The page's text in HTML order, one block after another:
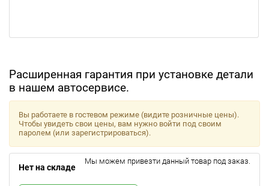
Расширенная гарантия при установке детали
в нашем автосервисе.
Вы работаете в гостевом режиме (видите розничные цены).
Чтобы увидеть свои цены, вам нужно войти под своим
паролем (или зарегистрироваться).
Нет на складе
Мы можем привезти данный товар под заказ.